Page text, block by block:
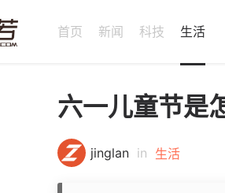
首页 新闻 科技 生活
六一儿童节是
jinglan in 生活